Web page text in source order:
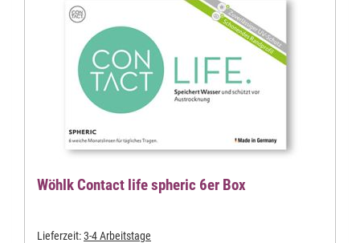
Wöhlk Contact life spheric 6er Box
Lieferzeit:3-4 Arbeitstage